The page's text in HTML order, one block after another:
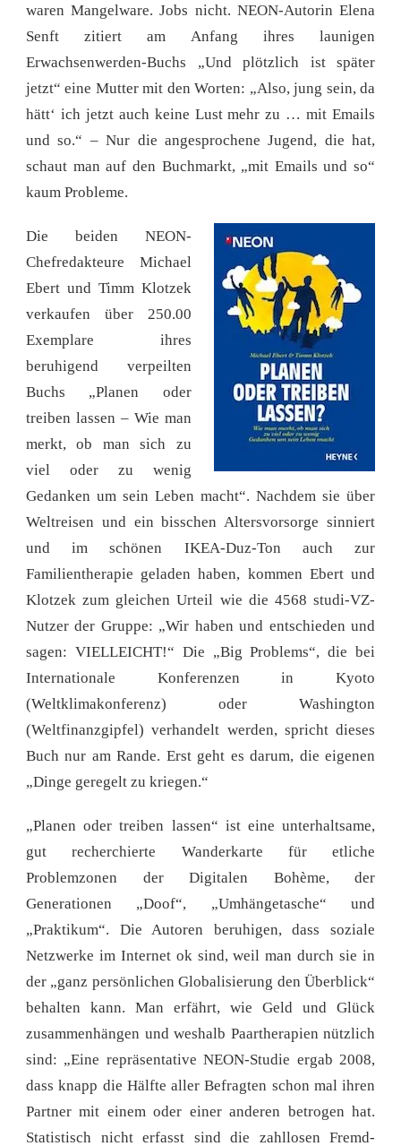
waren Mangelware. Jobs nicht. NEON-Autorin Elena
Senft zitiert am Anfang ihres launigen
Erwachsenwerden-Buchs „Und plötzlich ist später
jetzt“ eine Mutter mit den Worten: „Also, jung sein, da
hätt‘ ich jetzt auch keine Lust mehr zu … mit Emails
und so.“ – Nur die angesprochene Jugend, die hat,
schaut man auf den Buchmarkt, „mit Emails und so“
kaum Probleme.
Die beiden NEON-
Chefredakteure Michael
Ebert und Timm Klotzek
verkaufen über 250.00
Exemplare ihres
beruhigend verpeilten
Buchs „Planen oder
treiben lassen – Wie man
merkt, ob man sich zu
viel oder zu wenig
Gedanken um sein Leben macht“. Nachdem sie über
Weltreisen und ein bisschen Altersvorsorge sinniert
und im schönen IKEA-Duz-Ton auch zur
Familientherapie geladen haben, kommen Ebert und
Klotzek zum gleichen Urteil wie die 4568 studi-VZ-
Nutzer der Gruppe: „Wir haben und entschieden und
sagen: VIELLEICHT!“ Die „Big Problems“, die bei
Internationale Konferenzen in Kyoto
(Weltklimakonferenz) oder Washington
(Weltfinanzgipfel) verhandelt werden, spricht dieses
Buch nur am Rande. Erst geht es darum, die eigenen
„Dinge geregelt zu kriegen.“
„Planen oder treiben lassen“ ist eine unterhaltsame,
gut recherchierte Wanderkarte für etliche
Problemzonen der Digitalen Bohème, der
Generationen „Doof“, „Umhängetasche“ und
„Praktikum“. Die Autoren beruhigen, dass soziale
Netzwerke im Internet ok sind, weil man durch sie in
der „ganz persönlichen Globalisierung den Überblick“
behalten kann. Man erfährt, wie Geld und Glück
zusammenhängen und weshalb Paartherapien nützlich
sind: „Eine repräsentative NEON-Studie ergab 2008,
dass knapp die Hälfte aller Befragten schon mal ihren
Partner mit einem oder einer anderen betrogen hat.
Statistisch nicht erfasst sind die zahllosen Fremd-